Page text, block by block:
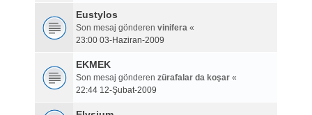
Eustylos
Son mesaj gönderen vinifera«
23:00 03-Haziran-2009
EKMEK
Son mesaj gönderen zürafalar da koşar«
22:44 12-Şubat-2009